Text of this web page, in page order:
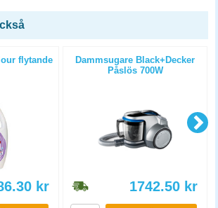
flytande
kr
Dammsugare Black+Decker
Påslös 700W
1742.50 kr